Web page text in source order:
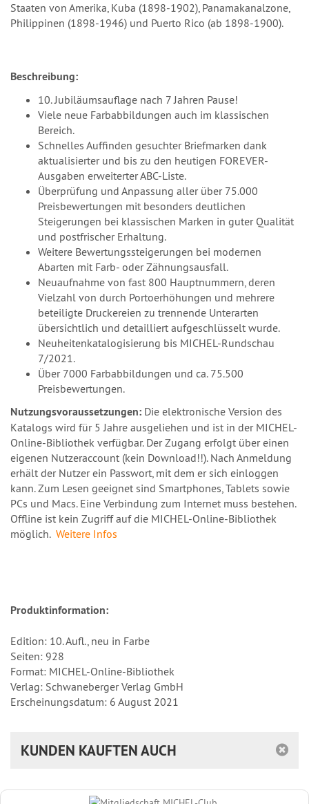
Staaten von Amerika, Kuba (1898-1902), Panamakanalzone,
Philippinen (1898-1946) und Puerto Rico (ab 1898-1900).
Beschreibung:
10. Jubiläumsauflage nach 7 Jahren Pause!
Viele neue Farbabbildungen auch im klassischen
Bereich.
Schnelles Auffinden gesuchter Briefmarken dank
aktualisierter und bis zu den heutigen FOREVER-
Ausgaben erweiterter ABC-Liste.
Überprüfung und Anpassung aller über 75.000
Preisbewertungen mit besonders deutlichen
Steigerungen bei klassischen Marken in guter Qualität
und postfrischer Erhaltung.
Weitere Bewertungssteigerungen bei modernen
Abarten mit Farb- oder Zähnungsausfall.
Neuaufnahme von fast 800 Hauptnummern, deren
Vielzahl von durch Portoerhöhungen und mehrere
beteiligte Druckereien zu trennende Unterarten
übersichtlich und detailliert aufgeschlüsselt wurde.
Neuheitenkatalogisierung bis MICHEL-Rundschau
7/2021.
Über 7000 Farbabbildungen und ca. 75.500
Preisbewertungen.
Nutzungsvoraussetzungen: Die elektronische Version des
Katalogs wird für 5 Jahre ausgeliehen und ist in der MICHEL-
Online-Bibliothek verfügbar. Der Zugang erfolgt über einen
eigenen Nutzeraccount (kein Download!!). Nach Anmeldung
erhält der Nutzer ein Passwort, mit dem er sich einloggen
kann. Zum Lesen geeignet sind Smartphones, Tablets sowie
PCs und Macs. Eine Verbindung zum Internet muss bestehen.
Offline ist kein Zugriff auf die MICHEL-Online-Bibliothek
möglich. Weitere Infos
Produktinformation:
Edition: 10. Aufl., neu in Farbe
Seiten: 928
Format: MICHEL-Online-Bibliothek
Verlag: Schwaneberger Verlag GmbH
Erscheinungsdatum: 6 August 2021
KUNDEN KAUFTEN AUCH